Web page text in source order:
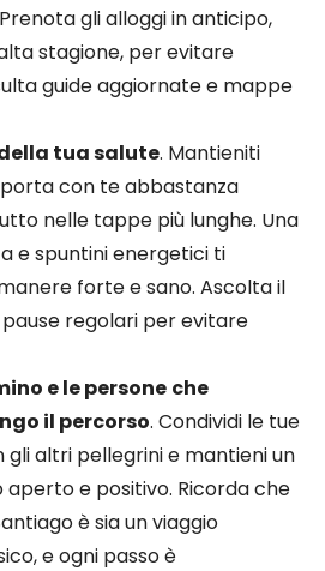
gli alloggi in anticipo,
stagione, per evitare
guide aggiornate e mappe
tua salute. Mantieniti
con te abbastanza
nelle tappe più lunghe. Una
e spuntini energetici ti
forte e sano. Ascolta il
regolari per evitare
e le persone che
il percorso. Condividi le tue
gli altri pellegrini e mantieni un
e positivo. Ricorda che
è sia un viaggio
e ogni passo è